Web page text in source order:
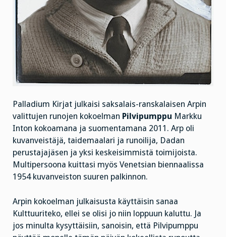
Palladium Kirjat julkaisi saksalais-ranskalaisen Arpin
valittujen runojen kokoelman Pilvipumppu Markku
Inton kokoamana ja suomentamana 2011. Arp oli
kuvanveistäjä, taidemaalari ja runoilija, Dadan
perustajajäsen ja yksi keskeisimmistä toimijoista.
Multipersoona kuittasi myös Venetsian biennaalissa
1954 kuvanveiston suuren palkinnon.
Arpin kokoelman julkaisusta käyttäisin sanaa
Kulttuuriteko, ellei se olisi jo niin loppuun kaluttu. Ja
jos minulta kysyttäisiin, sanoisin, että Pilvipumppu